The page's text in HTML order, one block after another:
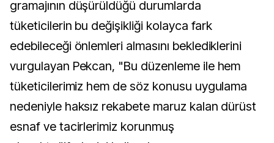
gramajının düşürüldüğü durumlarda
tüketicilerin bu değişikliği kolayca fark
edebileceği önlemleri almasını beklediklerini
vurgulayan Pekcan, "Bu düzenleme ile hem
tüketicilerimiz hem de söz konusu uygulama
nedeniyle haksız rekabete maruz kalan dürüst
esnaf ve tacirlerimiz korunmuş